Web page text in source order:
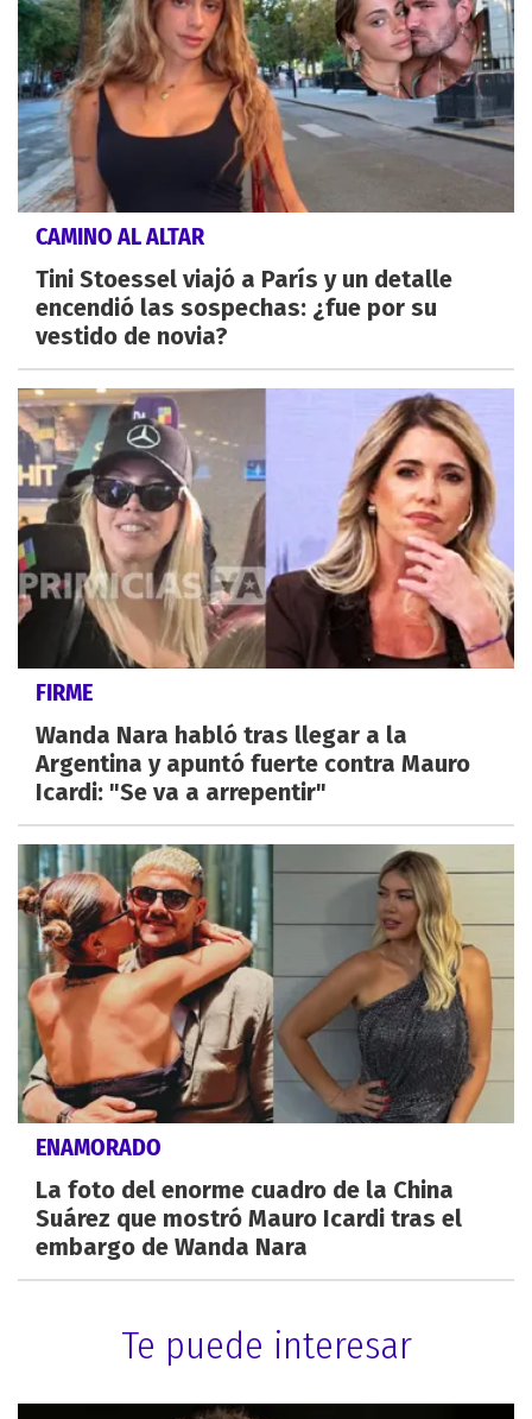
CAMINO AL ALTAR
Tini Stoessel viajó a París y un detalle
encendió las sospechas: ¿fue por su
vestido de novia?
FIRME
Wanda Nara habló tras llegar a la
Argentina y apuntó fuerte contra Mauro
Icardi: "Se va a arrepentir"
ENAMORADO
La foto del enorme cuadro de la China
Suárez que mostró Mauro Icardi tras el
embargo de Wanda Nara
Te puede interesar